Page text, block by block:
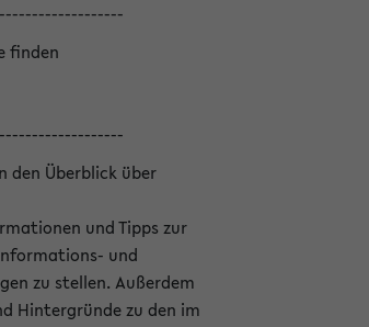
finden
den Überblick über
und Tipps zur
und
zu stellen. Außerdem
Hintergründe zu den im